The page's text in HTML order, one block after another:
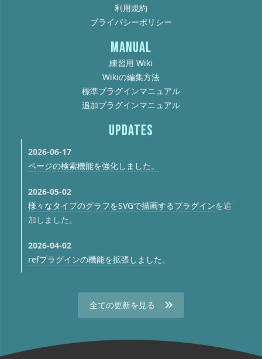
利用規約
プライバシーポリシー
MANUAL
練習用 Wiki
Wikiの編集方法
標準プラグインマニュアル
追加プラグインマニュアル
UPDATES
2026-06-17
ページの検索機能を強化しました。
2026-05-02
様々なタイプのグラフをSVGで描画するプラグインを追
加しました。
2026-04-02
refプラグインの機能を拡張しました 。
全ての更新を見る